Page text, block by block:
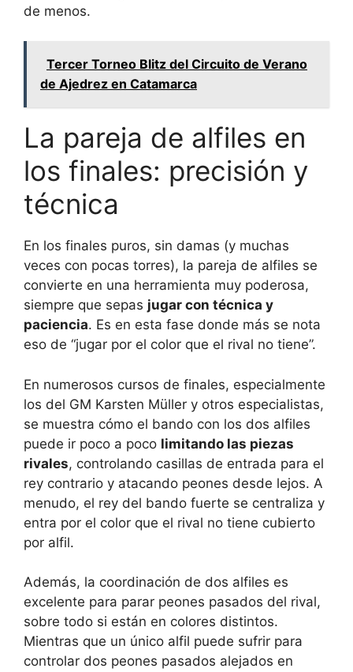
de menos.
Tercer Torneo Blitz del Circuito de Verano
de Ajedrez en Catamarca
La pareja de alfiles en
los finales: precisión y
técnica
En los finales puros, sin damas (y muchas
veces con pocas torres), la pareja de alfiles se
convierte en una herramienta muy poderosa,
siempre que sepas jugar con técnica y
paciencia. Es en esta fase donde más se nota
eso de “jugar por el color que el rival no tiene”.
En numerosos cursos de finales, especialmente
los del GM Karsten Müller y otros especialistas,
se muestra cómo el bando con los dos alfiles
puede ir poco a poco limitando las piezas
rivales, controlando casillas de entrada para el
rey contrario y atacando peones desde lejos. A
menudo, el rey del bando fuerte se centraliza y
entra por el color que el rival no tiene cubierto
por alfil.
Además, la coordinación de dos alfiles es
excelente para parar peones pasados del rival,
sobre todo si están en colores distintos.
Mientras que un único alfil puede sufrir para
controlar dos peones pasados alejados en